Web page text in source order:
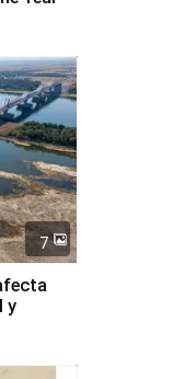
7
y